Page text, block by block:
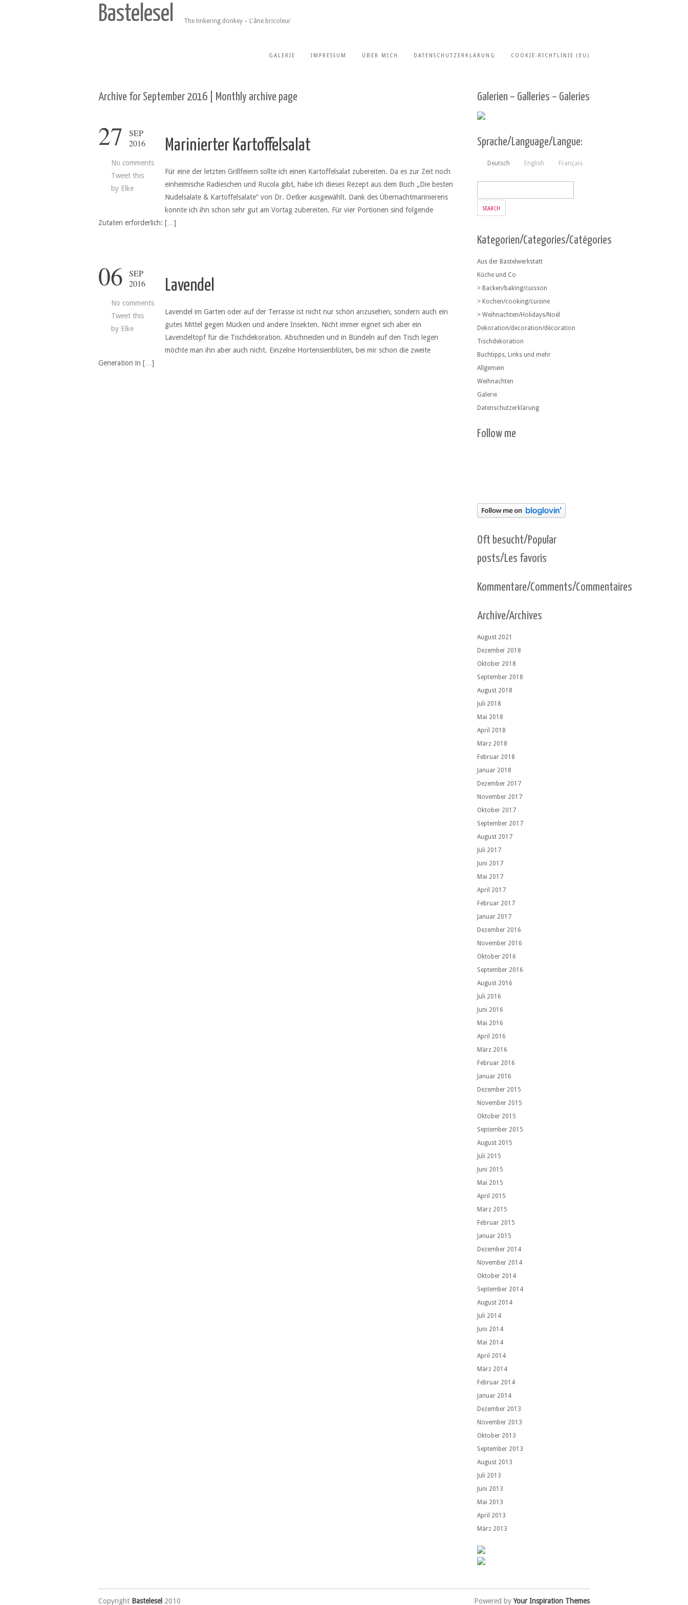
Bastelesel The tinkering donkey – L'âne bricoleur
GALERIE IMPRESSUM ÜBER MICH DATENSCHUTZERKLÄRUNG COOKIE-RICHTLINIE (EU)
Archive for September 2016 | Monthly archive page
27
SEP
2016
No comments
Tweet this
by Elke
Marinierter Kartoffelsalat
Für eine der letzten Grillfeiern sollte ich einen Kartoffelsalat zubereiten. Da es zur Zeit noch
einheimische Radieschen und Rucola gibt, habe ich dieses Rezept aus dem Buch „Die besten
Nudelsalate & Kartoffelsalate“ von Dr. Oetker ausgewählt. Dank des Übernachtmarinierens
konnte ich ihn schon sehr gut am Vortag zubereiten. Für vier Portionen sind folgende
Zutaten erforderlich: […]
06
SEP
2016
No comments
Tweet this
by Elke
Lavendel
Lavendel im Garten oder auf der Terrasse ist nicht nur schön anzusehen, sondern auch ein
gutes Mittel gegen Mücken und andere Insekten. Nicht immer eignet sich aber ein
Lavendeltopf für die Tischdekoration. Abschneiden und in Bündeln auf den Tisch legen
möchte man ihn aber auch nicht. Einzelne Hortensienblüten, bei mir schon die zweite
Generation in […]
Galerien – Galleries – Galeries
Sprache/Language/Langue:
Deutsch English Français
Kategorien/Categories/Catégories
Aus der Bastelwerkstatt
Küche und Co
> Backen/baking/cuisson
> Kochen/cooking/cuisine
> Weihnachten/Holidays/Noël
Dekoration/decoration/décoration
Tischdekoration
Buchtipps, Links und mehr
Allgemein
Weihnachten
Galerie
Datenschutzerklärung
Follow me
Oft besucht/Popular
posts/Les favoris
Kommentare/Comments/Commentaires
Archive/Archives
August 2021
Dezember 2018
Oktober 2018
September 2018
August 2018
Juli 2018
Mai 2018
April 2018
März 2018
Februar 2018
Januar 2018
Dezember 2017
November 2017
Oktober 2017
September 2017
August 2017
Juli 2017
Juni 2017
Mai 2017
April 2017
Februar 2017
Januar 2017
Dezember 2016
November 2016
Oktober 2016
September 2016
August 2016
Juli 2016
Juni 2016
Mai 2016
April 2016
März 2016
Februar 2016
Januar 2016
Dezember 2015
November 2015
Oktober 2015
September 2015
August 2015
Juli 2015
Juni 2015
Mai 2015
April 2015
März 2015
Februar 2015
Januar 2015
Dezember 2014
November 2014
Oktober 2014
September 2014
August 2014
Juli 2014
Juni 2014
Mai 2014
April 2014
März 2014
Februar 2014
Januar 2014
Dezember 2013
November 2013
Oktober 2013
September 2013
August 2013
Juli 2013
Juni 2013
Mai 2013
April 2013
März 2013
Copyright Bastelesel 2010 Powered byYour Inspiration Themes